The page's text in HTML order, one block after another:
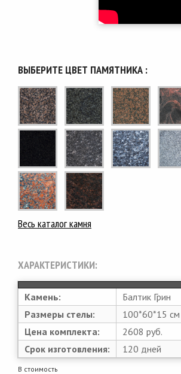
ВЫБЕРИТЕ ЦВЕТ ПАМЯТНИКА :
Весь каталог камня
ХАРАКТЕРИСТИКИ:
Камень:
Балтик Грин
Размеры стелы:
100*60*15 см
Цена комплекта:
2608 руб.
Срок изготовления:
120 дней
В стоимость